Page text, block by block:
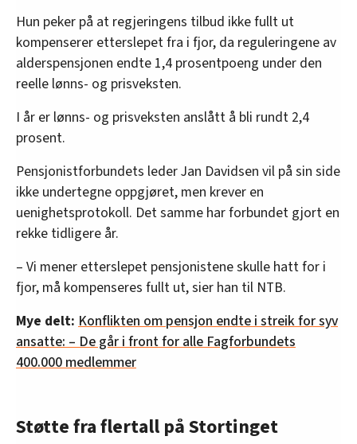
Hun peker på at regjeringens tilbud ikke fullt ut
kompenserer etterslepet fra i fjor, da reguleringene av
alderspensjonen endte 1,4 prosentpoeng under den
reelle lønns- og prisveksten.
I år er lønns- og prisveksten anslått å bli rundt 2,4
prosent.
Pensjonistforbundets leder Jan Davidsen vil på sin side
ikke undertegne oppgjøret, men krever en
uenighetsprotokoll. Det samme har forbundet gjort en
rekke tidligere år.
– Vi mener etterslepet pensjonistene skulle hatt for i
fjor, må kompenseres fullt ut, sier han til NTB.
Mye delt: Konflikten om pensjon endte i streik for syv
ansatte: – De går i front for alle Fagforbundets
400.000 medlemmer
Støtte fra flertall på Stortinget